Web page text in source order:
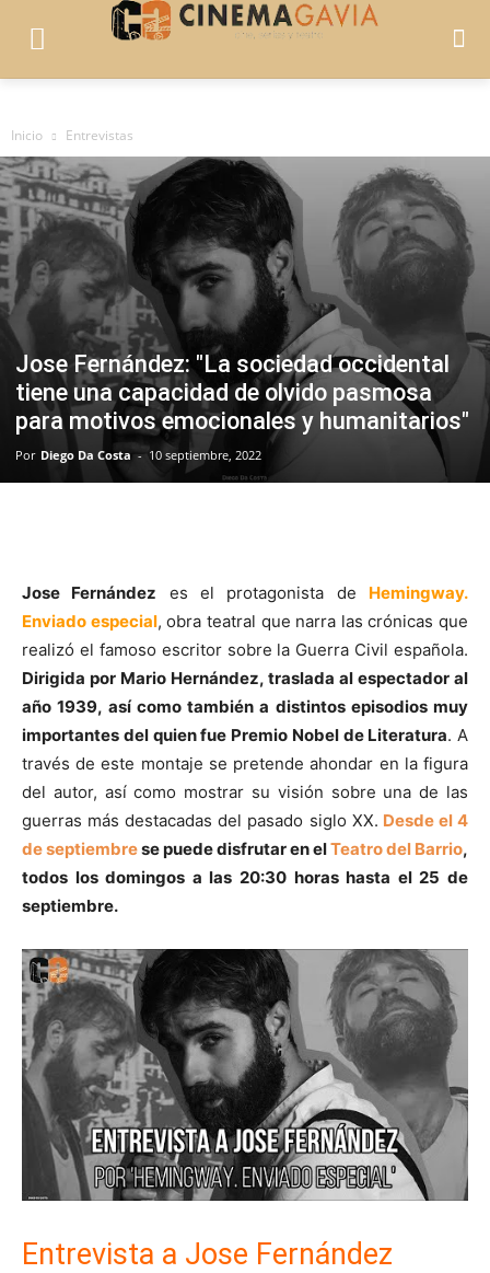
Inicio Entrevistas
Jose Fernández: "La sociedad occidental
tiene una capacidad de olvido pasmosa
para motivos emocionales y humanitarios"
Por Diego Da Costa - 10 septiembre, 2022
Jose Fernández es el protagonista de Hemingway.
Enviado especial, obra teatral que narra las crónicas que
realizó el famoso escritor sobre la Guerra Civil española.
Dirigida por Mario Hernández, traslada al espectador al
año 1939, así como también a distintos episodios muy
importantes del quien fue Premio Nobel de Literatura. A
través de este montaje se pretende ahondar en la figura
del autor, así como mostrar su visión sobre una de las
guerras más destacadas del pasado siglo XX. Desde el 4
de septiembrese puede disfrutar en elTeatro del Barrio,
todos los domingos a las 20:30 horas hasta el 25 de
septiembre.
Entrevista a Jose Fernández